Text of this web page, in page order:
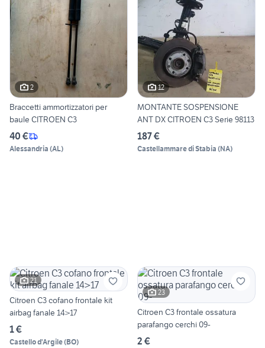
2
Braccetti ammortizzatori per
baule CITROEN C3
40 €
Alessandria (AL)
12
MONTANTE SOSPENSIONE
ANT DX CITROEN C3 Serie 98113
187 €
Castellammare di Stabia (NA)
21
Citroen C3 cofano frontale kit
airbag fanale 14>17
1 €
Castello d'Argile(BO)
23
Citroen C3 frontale ossatura
parafango cerchi 09-
2 €